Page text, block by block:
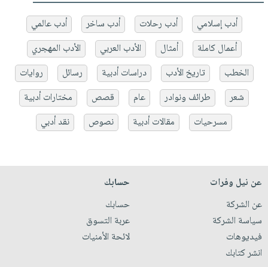
أدب إسلامي أدب رحلات أدب ساخر
أدب عالمي
أعمال كاملة
أمثال الأدب العربي
الأدب المهجري
الخطب
تاريخ الأدب دراسات أدبية رسائل
روايات
شعر
طرائف ونوادر عام قصص
مختارات أدبية
مسرحيات
مقالات أدبية نصوص نقد أدبي
عن نيل وفرات
عن الشركة
سياسة الشركة
فيديوهات
انشر كتابك
حسابك
حسابك
عربة التسوق
لائحة الأمنيات